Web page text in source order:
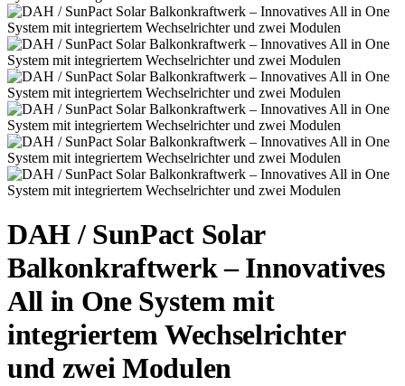
DAH / SunPact Solar
Balkonkraftwerk – Innovatives
All in One System mit
integriertem Wechselrichter
und zwei Modulen